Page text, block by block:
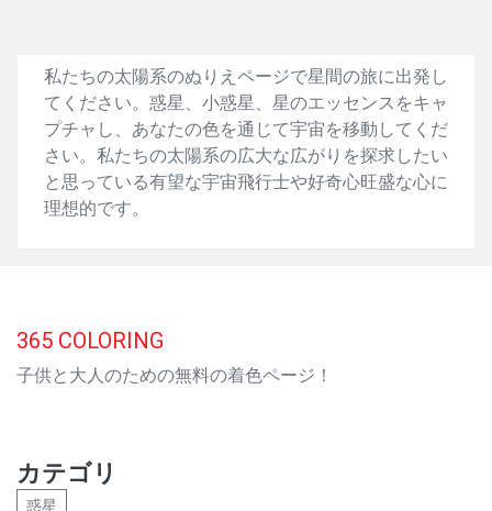
私たちの太陽系のぬりえページで星間の旅に出発し
てください。惑星、小惑星、星のエッセンスをキャ
プチャし、あなたの色を通じて宇宙を移動してくだ
さい。私たちの太陽系の広大な広がりを探求したい
と思っている有望な宇宙飛行士や好奇心旺盛な心に
理想的です。
365 COLORING
子供と大人のための無料の着色ページ！
カテゴリ
惑星